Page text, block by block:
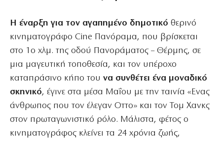
Η έναρξη για τον αγαπημένο δημοτικό θερινό
κινηματογράφο Cine Πανόραμα, που βρίσκεται
στο 1ο χλμ. της οδού Πανοράματος – Θέρμης, σε
μια μαγευτική τοποθεσία, και τον υπέροχο
καταπράσινο κήπο του να συνθέτει ένα μοναδικό
σκηνικό, έγινε στα μέσα Μαΐου με την ταινία «Ενας
άνθρωπος που τον έλεγαν Οττο» και τον Τομ Χανκς
στον πρωταγωνιστικό ρόλο. Μάλιστα, φέτος ο
κινηματογράφος κλείνει τα 24 χρόνια ζωής,